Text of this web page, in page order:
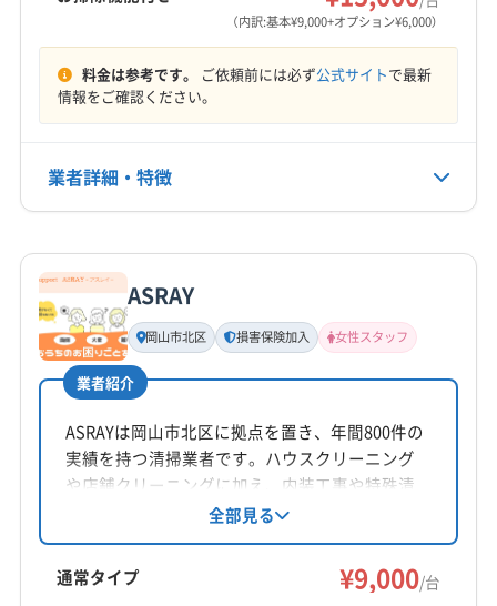
勝田郡奈義町
小田郡矢掛町
真庭郡新庄村
都窪郡早島町
苫田郡鏡野町
和気郡和気町
(兵庫県) たつの市
(兵庫県) 赤穂市
(兵庫県) 相生市
(兵庫県) 姫路市
(香川県) 綾歌郡宇多津町
(香川県) 仲多度郡まんのう町
(香川県) 仲多度郡多度津町
(香川県) 東かがわ市
(香川県) 木田郡三木町
8:00〜18:00
定休日
電話番号
公式HP
公式サイトを見る
（内訳:基本¥9,000+オプション¥6,000）
料金は参考です。 ご依頼前には必ず公式サイトで最新
情報をご確認ください。
業者詳細・特徴
基本情報
代表者名
非公開
所在地
岡山県井原市
対応地域
岡山市中区
岡山市南区
岡山市北区 笠岡市 玉野市
高梁市
新見市
真庭市 浅口市
倉敷市
ASRAY
岡山市北区 損害保険加入 女性スタッフ
業者紹介
ASRAYは岡山市北区に拠点を置き、年間800件の
実績を持つ清掃業者です。ハウスクリーニング
や店舗クリーニングに加え、内装工事や特殊清
掃にも対応。損害保険加入済みで、女性スタッ
フ同行も可能です（要事前連絡）。丁寧な作業とア
フターフォローで、エアコンクリーニングを提
供しています。
全部見る
通常タイプ ¥9,000/台